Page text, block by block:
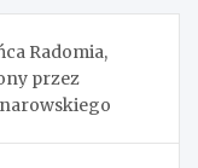
Radomia,
przez